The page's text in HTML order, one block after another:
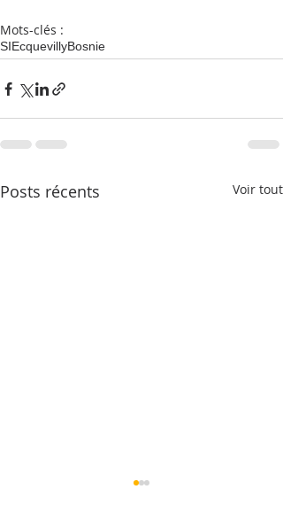
Mots-clés :
SIEcquevillyBosnie
Posts récents Voir tout